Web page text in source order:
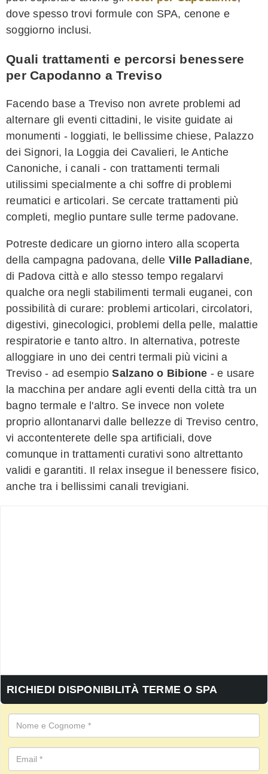
dove spesso trovi formule con SPA, cenone e
soggiorno inclusi.
Quali trattamenti e percorsi benessere
per Capodanno a Treviso
Facendo base a Treviso non avrete problemi ad
alternare gli eventi cittadini, le visite guidate ai
monumenti - loggiati, le bellissime chiese, Palazzo
dei Signori, la Loggia dei Cavalieri, le Antiche
Canoniche, i canali - con trattamenti termali
utilissimi specialmente a chi soffre di problemi
reumatici e articolari. Se cercate trattamenti più
completi, meglio puntare sulle terme padovane.
Potreste dedicare un giorno intero alla scoperta
della campagna padovana, delle Ville Palladiane,
di Padova città e allo stesso tempo regalarvi
qualche ora negli stabilimenti termali euganei, con
possibilità di curare: problemi articolari, circolatori,
digestivi, ginecologici, problemi della pelle, malattie
respiratorie e tanto altro. In alternativa, potreste
alloggiare in uno dei centri termali più vicini a
Treviso - ad esempio Salzano o Bibione - e usare
la macchina per andare agli eventi della città tra un
bagno termale e l'altro. Se invece non volete
proprio allontanarvi dalle bellezze di Treviso centro,
vi accontenterete delle spa artificiali, dove
comunque in trattamenti curativi sono altrettanto
validi e garantiti. Il relax insegue il benessere fisico,
anche tra i bellissimi canali trevigiani.
RICHIEDI DISPONIBILITÀ TERME O SPA